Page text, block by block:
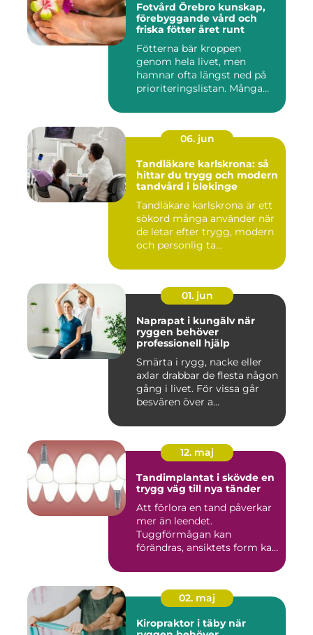
Fotvård Örebro kunskap,
förebyggande vård och
friska fötter året runt
Fötterna bär kroppen
genom hela livet, men
hamnar ofta längst ned på
prioriteringslistan. Många
06. jun
Tandläkare karlskrona: så
hittar du trygg och modern
tandvård i blekinge
Tandläkare karlskrona är ett
sökord många använder när
de letar efter trygg, modern
och personlig ta...
01. jun
Naprapat i kungälv när
ryggen behöver
professionell hjälp
Smärta i rygg, nacke eller
axlar drabbar de flesta någon
gång i livet. För vissa går
besvären över a...
12. maj
Tandimplantat i skövde en
trygg väg till nya tänder
Att förlora en tand påverkar
mer än leendet.
Tuggförmågan kan
förändras, ansiktets form kan
02. maj
Kiropraktor i täby när